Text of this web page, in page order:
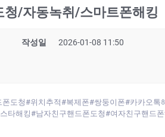
청/자동녹취/스마트폰해킹
작성일 2026-01-08 11:50
도청#위치추적#복제폰#쌍둥이폰#카카오톡
타해킹#남자친구핸드폰도청#여자친구핸드폰